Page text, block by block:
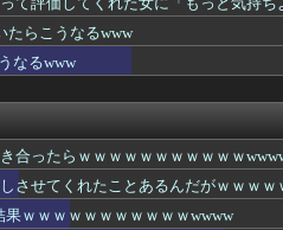
撃以外は非常に良い」
件wwwwww
があるものと言えば？
ちゃ若くて可愛いｗｗｗｗｗ...
言われてしまう
)wwwwwww
無いJCにラリアットして逮捕...
たらこうなるwww
なるwww
合ったらｗｗｗｗｗｗｗｗｗｗｗ
させてくれたことあるんだがｗｗｗｗ
果ｗｗｗｗｗｗｗｗｗｗｗwwww